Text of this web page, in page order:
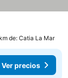
de: Catia La Mar
Ver precios